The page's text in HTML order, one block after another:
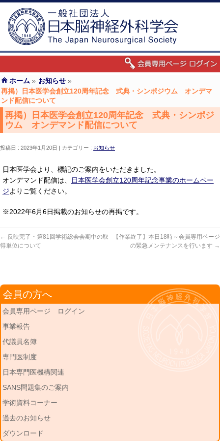
ホーム » お知らせ »
再掲）日本医学会創立120周年記念 式典・シンポジウム オンデマ
ンド配信について
再掲）日本医学会創立120周年記念 式典・シンポジ
ウム オンデマンド配信について
投稿日 : 2023年1月20日 カテゴリー : お知らせ
日本医学会より、標記のご案内をいただきました。
オンデマンド配信は、
日本医学会創立120周年記念事業のホームペー
ジよりご覧ください。
※2022年6月6日掲載のお知らせの再掲です。
← 反映完了・第81回学術総会会期中の取
得単位について
【作業終了】本日18時～会員専用ページ
の緊急メンテナンスを行います →
会員の方へ
会員専用ページ ログイン
事業報告
代議員名簿
専門医制度
日本専門医機構関連
SANS問題集のご案内
学術資料コーナー
過去のお知らせ
ダウンロード